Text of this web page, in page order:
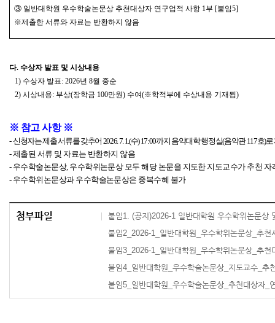
③ 일반대학원 우수학술논문상 추천대상자 연구업적 사항 1 부 [붙임5]
※제출한 서류와 자료는 반환하지 않음
다. 수상자 발표 및 시상내용
1) 수상자 발표: 2026년 8월 중순
2) 시상내용: 부상(장학금 100만원) 수여(※학적부에 수상내용 기재됨)
※ 참고 사항 ※
-신청자는 제출 서류를 갖추어 2026. 7. 1.(수) 17:00까지 음악대학 행정실(음악관117호)로
-제출된 서류 및 자료는 반환하지 않음
- 우수학술논문상, 우수학위논문상 모두 해당 논문을 지도한 지도교수가 추천 자
- 우수학위논문상과 우수학술논문상은 중복수혜 불가
첨부파일
붙임1. (공지)2026-1 일반대학원 우수학위논문상
붙임2_2026-1_일반대학원_우수학위논문상_추천
붙임3_2026-1_일반대학원_우수학위논문상_추
붙임4_일반대학원_우수학술논문상_지도교수_추
붙임5_일반대학원_우수학술논문상_추천대상자_